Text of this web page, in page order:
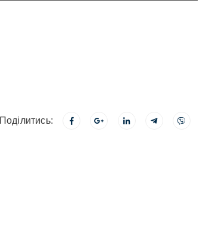
Поділитись: